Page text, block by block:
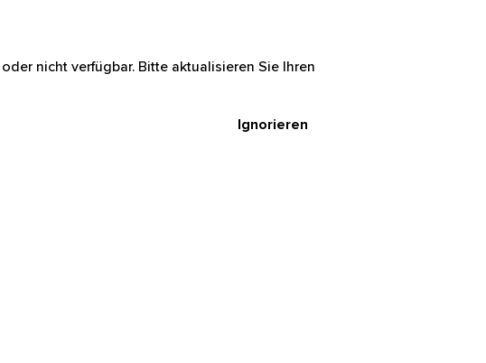
nicht verfügbar. Bitte aktualisieren Sie Ihren
Ignorieren